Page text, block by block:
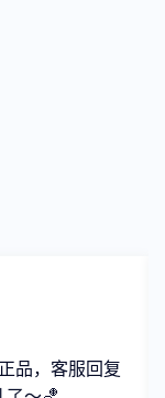
周边的钥匙扣和手